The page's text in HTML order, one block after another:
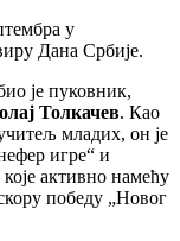
у
Дана Србије.
је пуковник,
Толкачев. Као
младих, он је
игре“ и
активно намећу
победу „Новог